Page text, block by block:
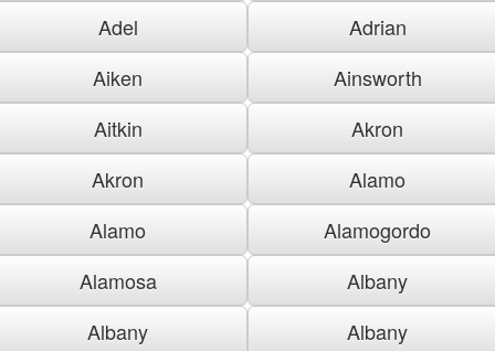
Adel
Adrian
Aiken
Ainsworth
Aitkin
Akron
Akron
Alamo
Alamo
Alamogordo
Alamosa
Albany
Albany
Albany